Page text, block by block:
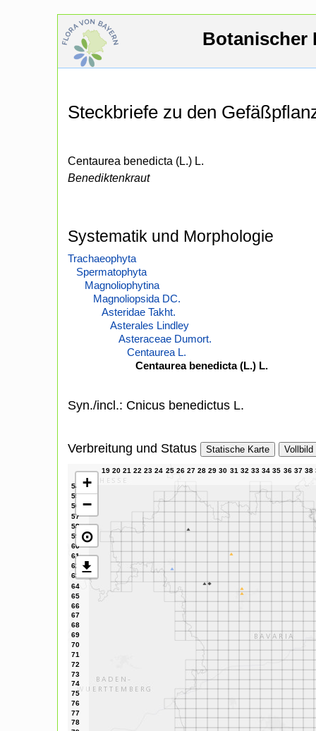
Botanischer
Steckbriefe zu den
Centaurea benedicta (L.) L.
Benediktenkraut
Systematik und Morphologie
Trachaeophyta
Spermatophyta
Magnoliophytina
Magnoliopsida DC.
Asteridae Takht.
Asterales Lindley
Asteraceae Dumort.
Centaurea L.
Centaurea benedicta (L.) L.
Syn./incl.: Cnicus benedictus L.
Verbreitung und Status Statische Karte Vollbild
+
−
⊙